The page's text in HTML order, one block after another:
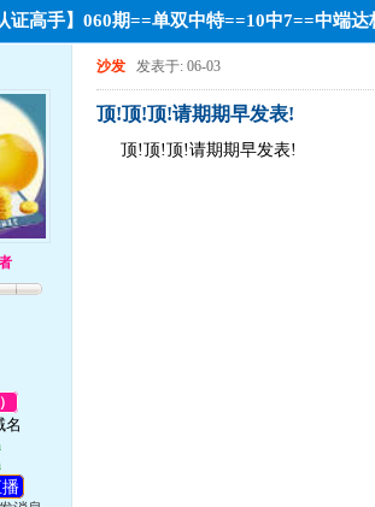
证高手】060期==单双中特==10中7==中端
名
沙发 发表于: 06-03
顶!顶!顶!请期期早发表!
顶!顶!顶!请期期早发表!